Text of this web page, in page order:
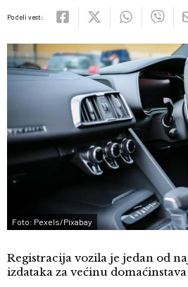
Podeli vest:
Foto: Pexels/Pixabay
Registracija vozila je jedan od
izdataka za većinu